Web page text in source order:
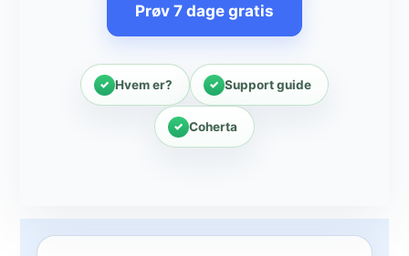
Prøv 7 dage gratis
Hvem er? Support guide
Coherta